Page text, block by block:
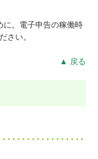
。電子申告の稼働時
さい。
▲ 戻る